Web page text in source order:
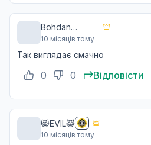
Bohdan
Strykhar
10 місяців тому
Так виглядає смачно
0 0 Відповісти
😸EVIL😸
10 місяців тому